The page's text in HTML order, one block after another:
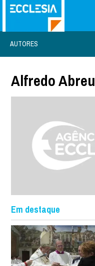
AUTORES
Alfredo Abreu
Em destaque